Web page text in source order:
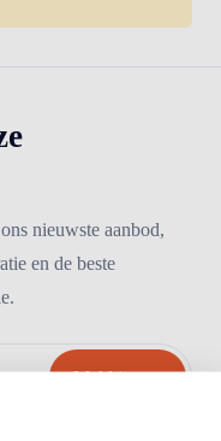
nieuwste aanbod,
en de beste